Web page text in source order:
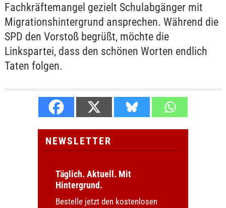
Fachkräftemangel gezielt Schulabgänger mit
Migrationshintergrund ansprechen. Während die
SPD den Vorstoß begrüßt, möchte die
Linkspartei, dass den schönen Worten endlich
Taten folgen.
NEWSLETTER
Täglich. Aktuell. Mit
Hintergrund.
Bestelle jetzt den kostenlosen